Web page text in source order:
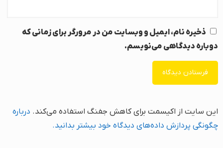
ذخیره نام، ایمیل و وبسایت من در مرورگر برای زمانی که
دوباره دیدگاهی می‌نویسم.
این سایت از اکیسمت برای کاهش جفنگ استفاده می‌کند. درباره
چگونگی پردازش داده‌های دیدگاه خود بیشتر بدانید.